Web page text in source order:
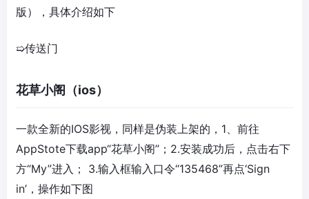
版），具体介绍如下
➯传送门
花草小阁（ios）
一款全新的IOS影视，同样是伪装上架的，1、前往
AppStote下载app“花草小阁”；2.安装成功后，点击右下
方“My”进入； 3.输入框输入口令“135468”再点‘Sign
in’，操作如下图